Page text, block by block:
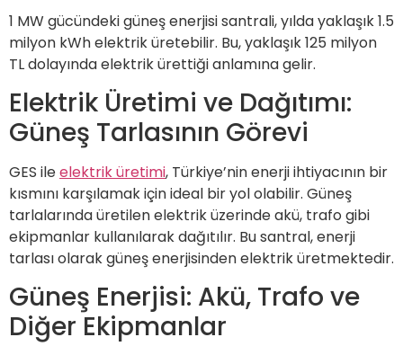
1 MW gücündeki güneş enerjisi santrali, yılda yaklaşık 1.5
milyon kWh elektrik üretebilir. Bu, yaklaşık 125 milyon
TL dolayında elektrik ürettiği anlamına gelir.
Elektrik Üretimi ve Dağıtımı:
Güneş Tarlasının Görevi
GES ileelektrik üretimi, Türkiye’nin enerji ihtiyacının bir
kısmını karşılamak için ideal bir yol olabilir. Güneş
tarlalarında üretilen elektrik üzerinde akü, trafo gibi
ekipmanlar kullanılarak dağıtılır. Bu santral, enerji
tarlası olarak güneş enerjisinden elektrik üretmektedir.
Güneş Enerjisi: Akü, Trafo ve
Diğer Ekipmanlar